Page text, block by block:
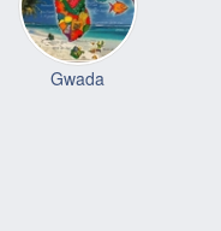
Gwada